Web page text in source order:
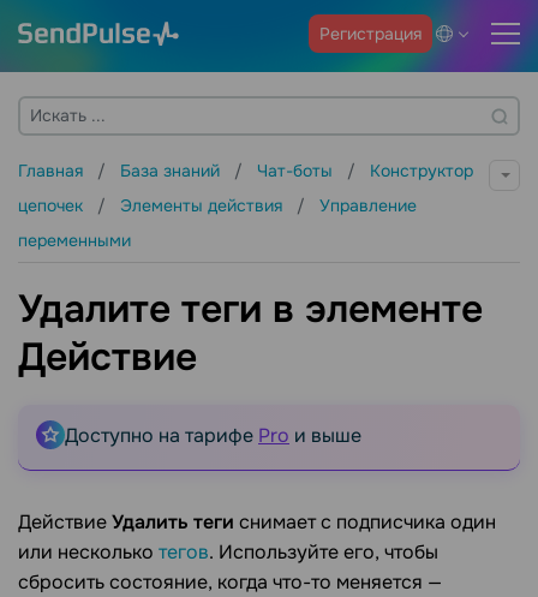
Регистрация
Главная База знаний Чат-боты
Конструктор
цепочек
Элементы действия
Управление
переменными
Удалите теги в элементе
Действие
Доступно на тарифе Pro и выше
ДействиеУдалить теги снимает с подписчика один
или несколько тегов. Используйте его, чтобы
сбросить состояние, когда что-то меняется —